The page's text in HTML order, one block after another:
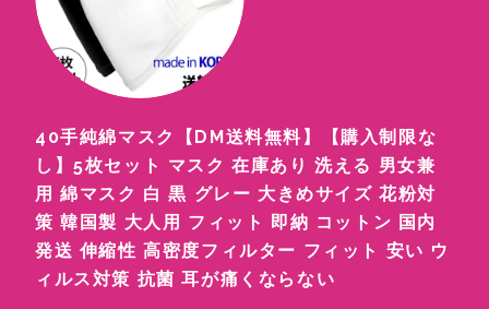
40手純綿マスク【DM送料無料】【購入制限な
し】5枚セット マスク 在庫あり 洗える 男女兼
用 綿マスク 白 黒 グレー 大きめサイズ 花粉対
策 韓国製 大人用 フィット 即納 コットン 国内
発送 伸縮性 高密度フィルター フィット 安い ウ
ィルス対策 抗菌 耳が痛くならない